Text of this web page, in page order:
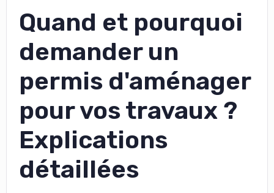
Quand et pourquoi
demander un
permis d'aménager
pour vos travaux ?
Explications
détaillées